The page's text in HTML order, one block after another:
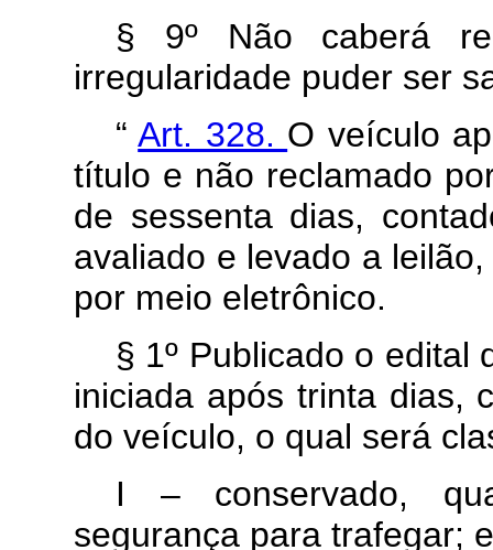
§ 9º Não caberá
irregularidade puder ser
“Art. 328. O veículo
título e não reclamado
de sessenta dias,
avaliado e levado a
por meio eletrônico.
§ 1º Publicado o edital
iniciada após trinta dias,
do veículo, o qual será
I – conservado,
segurança para trafegar; e